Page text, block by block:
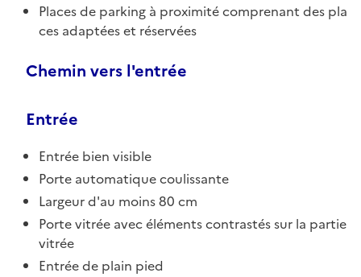
Places de parking à proximité comprenant des pla
ces adaptées et réservées
Chemin vers l'entrée
Entrée
Entrée bien visible
Porte automatique coulissante
Largeur d'au moins 80 cm
Porte vitrée avec éléments contrastés sur la partie
vitrée
Entrée de plain pied